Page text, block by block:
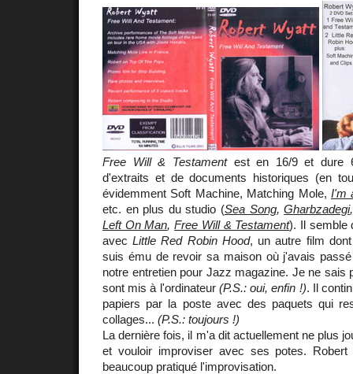
Free Will & Testamentest en 16/9 et dure
d'extraits et de documents historiques (en
évidemment Soft Machine, Matching Mole, I'm
etc. en plus du studio (Sea Song,Gharbzadegi
Left On Man,Free Will & Testament). Il semble
avecLittle Red Robin Hood, un autre film
suis ému de revoir sa maison où j'avais
notre entretien pour Jazz magazine. Je ne sais
sont mis à l'ordinateur (P.S.: oui, enfin !). Il
papiers par la poste avec des paquets qui
collages... (P.S.: toujours !)
La dernière fois, il m'a dit actuellement ne plus
et vouloir improviser avec ses potes. Robert
beaucoup pratiqué l'improvisation.